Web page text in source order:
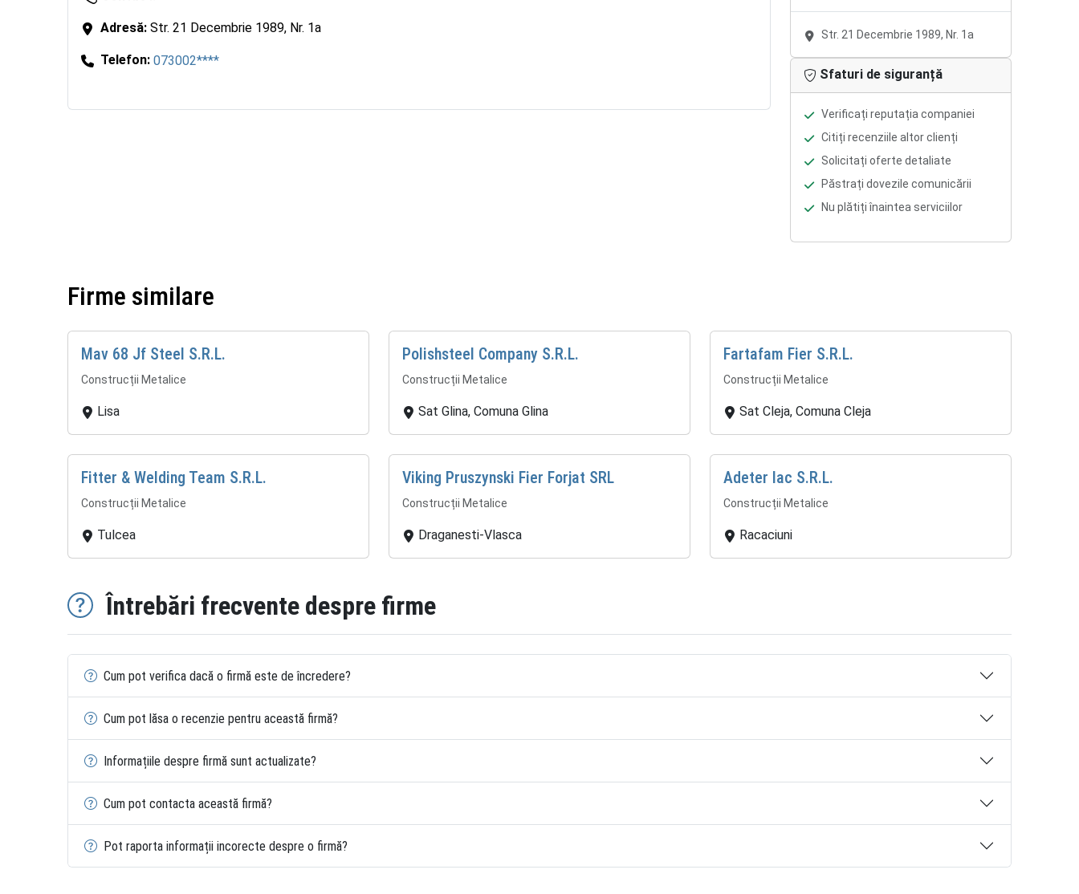
Adresă: Str. 21 Decembrie 1989, Nr. 1a
Telefon: 073002****
Str. 21 Decembrie 1989, Nr. 1a
Sfaturi de siguranță
Verificați reputația companiei
Citiți recenziile altor clienți
Solicitați oferte detaliate
Păstrați dovezile comunicării
Nu plătiți înaintea serviciilor
Firme similare
Mav 68 Jf Steel S.R.L.
Construcții Metalice
Lisa
Polishsteel Company S.R.L.
Construcții Metalice
Sat Glina, Comuna Glina
Fartafam Fier S.R.L.
Construcții Metalice
Sat Cleja, Comuna Cleja
Fitter & Welding Team S.R.L.
Construcții Metalice
Tulcea
Viking Pruszynski Fier Forjat SRL
Construcții Metalice
Draganesti-Vlasca
Adeter Iac S.R.L.
Construcții Metalice
Racaciuni
Întrebări frecvente despre firme
Cum pot verifica dacă o firmă este de încredere?
Cum pot lăsa o recenzie pentru această firmă?
Informațiile despre firmă sunt actualizate?
Cum pot contacta această firmă?
Pot raporta informații incorecte despre o firmă?